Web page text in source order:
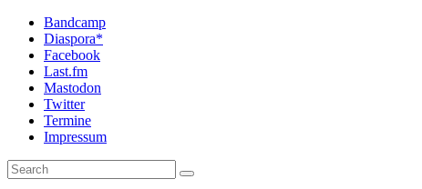
Bandcamp
Diaspora*
Facebook
Last.fm
Mastodon
Twitter
Termine
Impressum